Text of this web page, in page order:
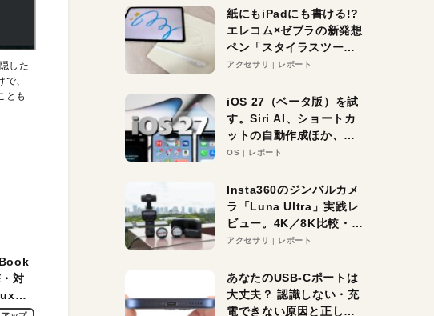
した
、
とも
対
ネ
紙にもiPadにも書ける!?
エレコム×ゼブラの新発想
ペン「スタイラスツーウ
ェイ」レビュー。持ち替
アクセサリ レポート
iOS 27（ベータ版）を試
す。Siri AI、ショートカ
ットの自動作成ほか、期
待大の便利機能5選。
る未来はすぐそこ！
OS レポート
Insta360のジンバルカメ
ラ「Luna Ultra」実践レ
ビュー。4K／8K比較・ズ
ーム・夜間撮影をチェッ
アクセサリ レポート
あなたのUSB-Cポートは
大丈夫？ 認識しない・充
電できない原因と正しい